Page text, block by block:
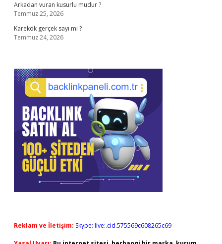
Arkadan vuran kusurlu mudur ?
Temmuz 25, 2026
Karekök gerçek sayı mı ?
Temmuz 24, 2026
Reklam ve İletişim: Skype: live:.cid.575569c608265c69